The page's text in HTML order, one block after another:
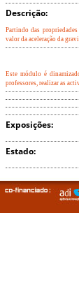
Descrição:
Partindo das
valor da aceleração da
Este módulo é
professores, realizar as
Exposições:
Estado: